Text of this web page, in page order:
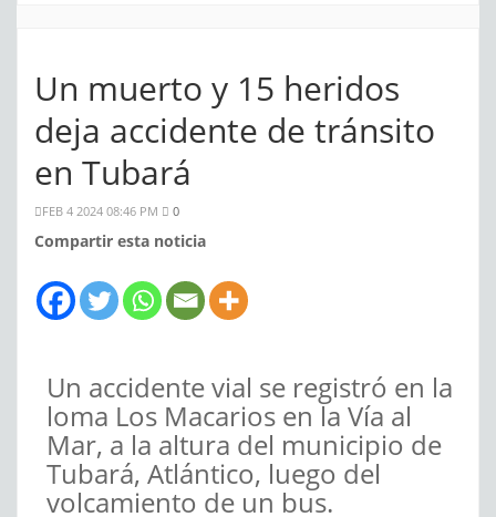
Un muerto y 15 heridos
deja accidente de tránsito
en Tubará
FEB 4 2024 08:46 PM 0
Compartir esta noticia
Un accidente vial se registró en la
loma Los Macarios en la Vía al
Mar, a la altura del municipio de
Tubará, Atlántico, luego del
volcamiento de un bus.